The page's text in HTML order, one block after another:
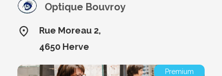
Optique Bouvroy
Rue Moreau 2,
4650 Herve
Premium